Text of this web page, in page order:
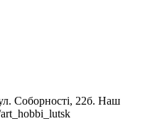
Соборності, 22б. Наш